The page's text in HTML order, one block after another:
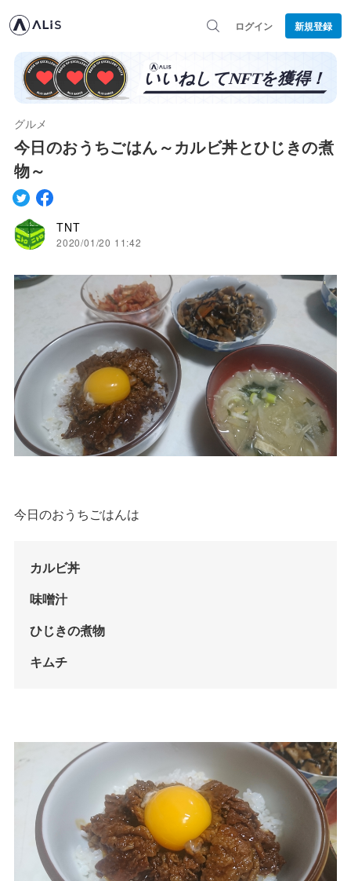
ログイン 新規登録
グルメ
今日のおうちごはん～カルビ丼とひじきの煮
物～
TNT
2020/01/20 11:42
今日のおうちごはんは
カルビ丼
味噌汁
ひじきの煮物
キムチ